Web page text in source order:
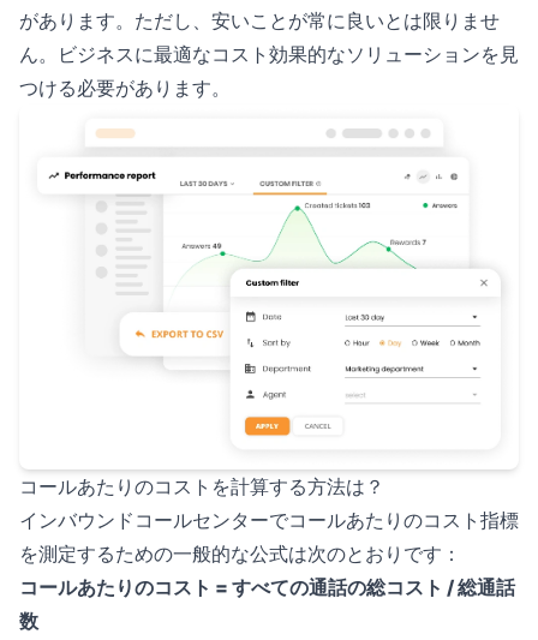
があります。ただし、安いことが常に良いとは限りませ
ん。ビジネスに最適なコスト効果的なソリューションを見
つける必要があります。
コールあたりのコストを計算する方法は？
インバウンドコールセンターでコールあたりのコスト指標
を測定するための一般的な公式は次のとおりです：
コールあたりのコスト = すべての通話の総コスト / 総通話
数